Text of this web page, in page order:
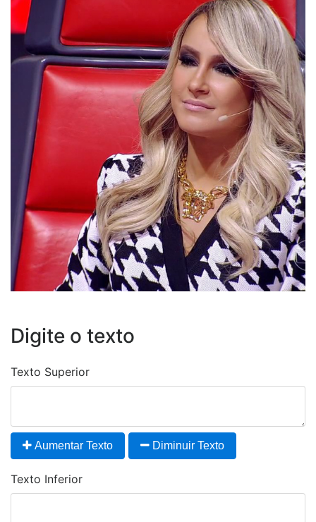
Digite o texto
Texto Superior
Aumentar Texto Diminuir Texto
Texto Inferior